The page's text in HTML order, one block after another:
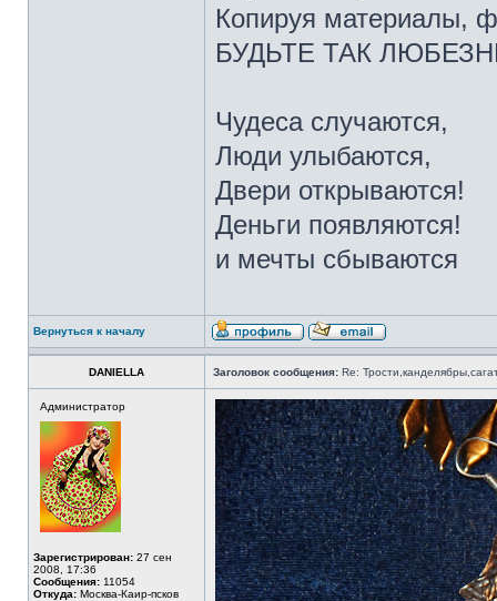
Копируя материалы,
БУДЬТЕ ТАК
Чудеса случаются,
Люди улыбаются,
Двери открываются!
Деньги появляются!
и мечты сбываются
Вернуться к началу
DANIELLA Заголовок сообщения: Re:
Администратор
Зарегистрирован: 27 сен
2008, 17:36
Сообщения: 11054
Откуда: Москва-Каир-псков